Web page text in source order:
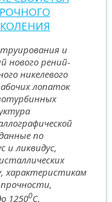
и
нового рений-
никелевого
лопаток
по
и ликвидус,
характеристикам
12500С.